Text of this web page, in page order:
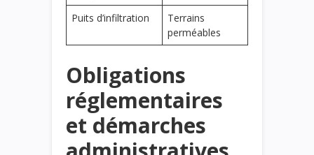
Puits d’infiltration
Terrains
perméables
Obligations
réglementaires
et démarches